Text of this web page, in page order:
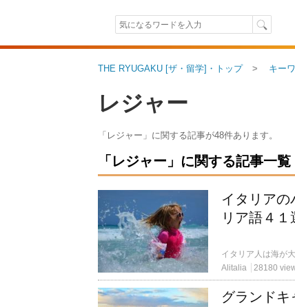
THE RYUGAKU [ザ・留学]・トップ キー
レジャー
「レジャー」に関する記事が48件あります。
「レジャー」に関する記事一
イタリアの
リア語４１
Alitalia
28180
グランド